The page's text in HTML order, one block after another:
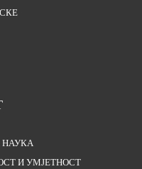
НАУКА
И УМЈЕТНОСТ